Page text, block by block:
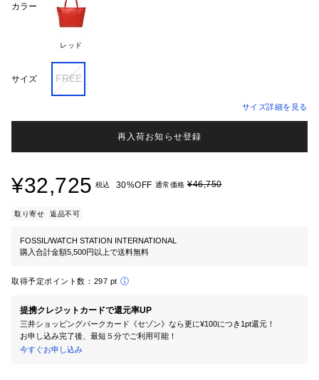
カラー
レッド
サイズ FREE
サイズ詳細を見る
再入荷お知らせ登録
¥32,725 税込 30%OFF 通常価格 ¥46,750
取り寄せ 返品不可
FOSSIL/WATCH STATION INTERNATIONAL
購入合計金額5,500円以上で送料無料
取得予定ポイント数： 297 pt
提携クレジットカードで還元率UP
三井ショッピングパークカード《セゾン》なら更に¥100につき1pt還元！
お申し込み完了後、最短５分でご利用可能！
今すぐお申し込み